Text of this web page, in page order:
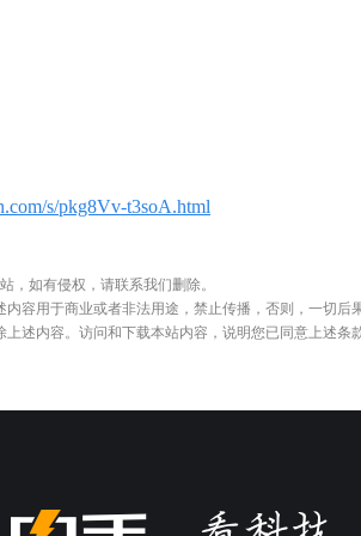
s/pkg8Vv-t3soA.html
，如有侵权，请联系我们删除。
容用于商业或者非法用途，禁止传播，否则，一切后
述内容。访问和下载本站内容，说明您已同意上述条款